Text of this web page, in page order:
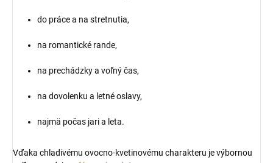
do práce a na stretnutia,
na romantické rande,
na prechádzky a voľný čas,
na dovolenku a letné oslavy,
najmä počas jari a leta.
Vďaka chladivému ovocno-kvetinovému charakteru je výbornou